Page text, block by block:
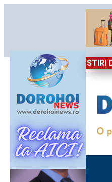
STIRI
„Grigore Ghica” Dorohoi -